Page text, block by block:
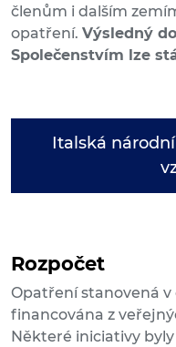
členům i dalším
opatření. Výsledný
Společenstvím lze
Italská
Rozpočet
Opatření stanovená
financována z
Některé iniciativy